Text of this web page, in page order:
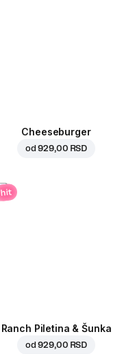
Cheeseburger
od929,00 RSD
hit
Ranch Piletina & Šunka
od929,00 RSD